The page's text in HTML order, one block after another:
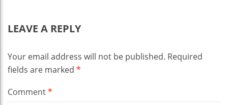
LEAVE A REPLY
Your email address will not be published. Required
fields are marked *
Comment*